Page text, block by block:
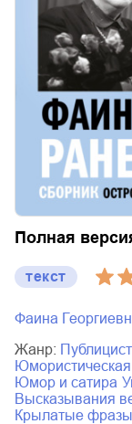
Полная
текст
Фаина
Жанр:
юмор и сатира
высказывания
крылатые